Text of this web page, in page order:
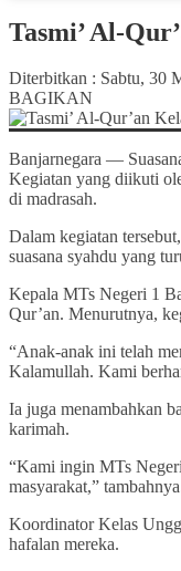
Tasmi’ Al-
Diterbitkan : Sabtu, 30
BAGIKAN
Banjarnegara —
Kegiatan yang diikuti
di madrasah.
Dalam kegiatan
suasana syahdu yang
Kepala MTs Negeri 1
Qur’an. Menurutnya,
“Anak-anak ini telah
Kalamullah. Kami
Ia juga menambahkan
karimah.
“Kami ingin MTs
masyarakat,”
Koordinator Kelas
hafalan mereka.